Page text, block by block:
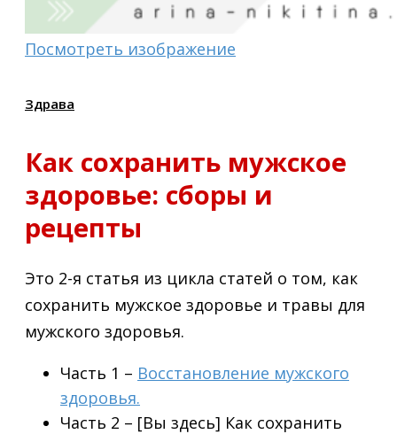
Посмотреть изображение
Здрава
Как сохранить мужское
здоровье: сборы и
рецепты
Это 2-я статья из цикла статей о том, как
сохранить мужское здоровье и травы для
мужского здоровья.
Часть 1 – Восстановление мужского
здоровья.
Часть 2 – [Вы здесь] Как сохранить